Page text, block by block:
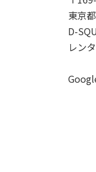
東京
D-
レン